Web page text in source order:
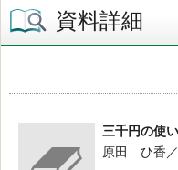
資料詳細
三千円の使
原田 ひ香／